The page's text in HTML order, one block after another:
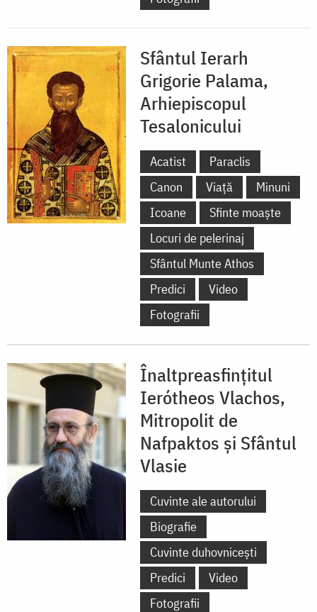
Sfântul Ierarh
Grigorie Palama,
Arhiepiscopul
Tesalonicului
Acatist
Paraclis
Canon
Viață
Minuni
Icoane
Sfinte moaște
Locuri de pelerinaj
Sfântul Munte Athos
Predici
Video
Fotografii
Înaltpreasfințitul
Ierótheos Vlachos,
Mitropolit de
Nafpaktos și Sfântul
Vlasie
Cuvinte ale autorului
Biografie
Cuvinte duhovnicești
Predici
Video
Fotografii